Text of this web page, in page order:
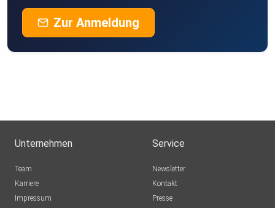
Zur Anmeldung
Unternehmen
Team
Karriere
Impressum
Service
Newsletter
Kontakt
Presse